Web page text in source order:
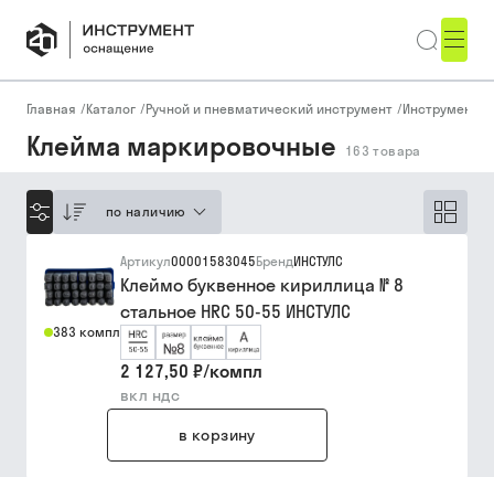
Главная /Каталог /Ручной и пневматический инструмент /Инструмент
Клейма маркировочные 163 товара
по наличию
383 компл
Артикул00001583045БрендИНСТУЛС
Клеймо буквенное кириллица № 8
стальное HRC 50-55 ИНСТУЛС
2 127,50 ₽/компл
вкл ндс
в корзину